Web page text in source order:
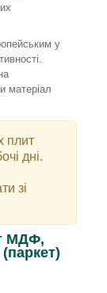
у
матеріал
плит
дні.
зі
МДФ,